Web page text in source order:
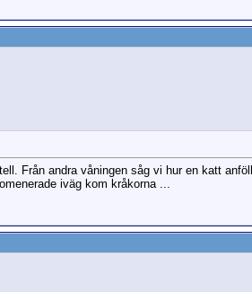
Från andra våningen såg vi hur en katt
iväg kom kråkorna ...